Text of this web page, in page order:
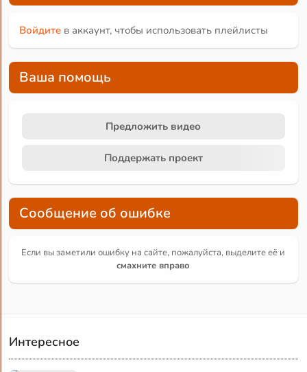
Войдите в аккаунт, чтобы использовать плейлисты
Ваша помощь
Предложить видео
Поддержать проект
Сообщение об ошибке
Если вы заметили ошибку на сайте, пожалуйста, выделите её и
смахните вправо
Интересное